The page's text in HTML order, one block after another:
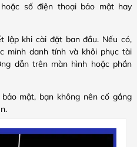
số điện thoại bảo mật hay
lập khi cài đặt ban đầu. Nếu có,
minh danh tính và khôi phục tài
dẫn trên màn hình hoặc phần
mật, bạn không nên cố gắng